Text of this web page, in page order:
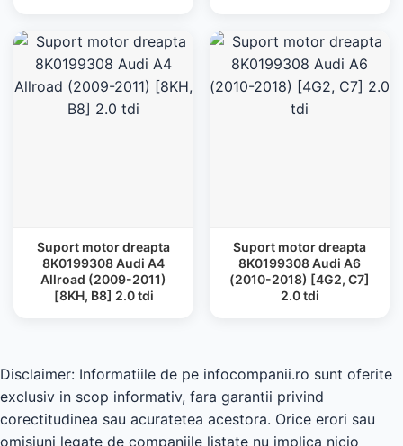
Suport motor dreapta
8K0199308 Audi A4
Allroad (2009-2011)
[8KH, B8] 2.0 tdi
Suport motor dreapta
8K0199308 Audi A6
(2010-2018) [4G2, C7]
2.0 tdi
Disclaimer: Informatiile de pe infocompanii.ro sunt oferite
exclusiv in scop informativ, fara garantii privind
corectitudinea sau acuratetea acestora. Orice erori sau
omisiuni legate de companiile listate nu implica nicio